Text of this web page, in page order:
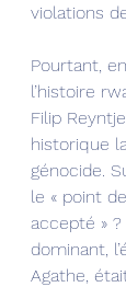
violations
Pourtant,
l’histoire
Filip
historique
génocide.
le « point
accepté » ?
dominant,
Agathe,